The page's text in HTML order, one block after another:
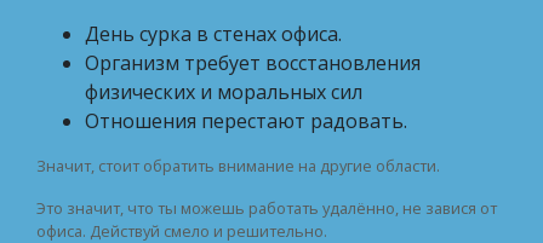
День сурка в стенах офиса.
Организм требует восстановления
физических и моральных сил
Отношения перестают радовать.
Значит, стоит обратить внимание на другие области.
Это значит, что ты можешь работать удалённо, не завися от
офиса. Действуй смело и решительно.